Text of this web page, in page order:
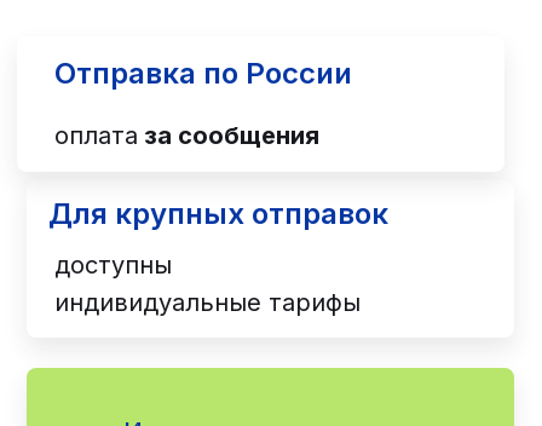
Отправка по России
оплата за сообщения
доступны
индивидуальные тарифы
Для крупных отправок